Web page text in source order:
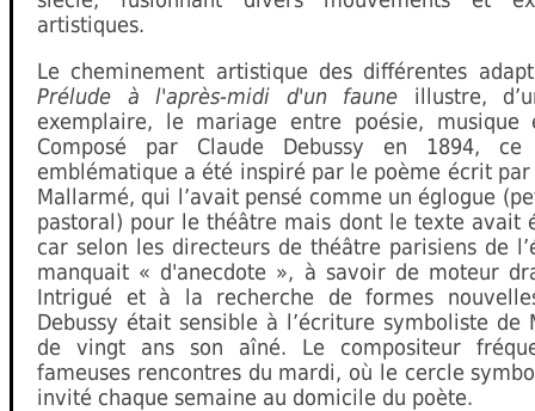
artistiques.
Le cheminement artistique des différentes
Prélude à l'après-midi d'un faune illustre,
exemplaire, le mariage entre poésie, musique
Composé par Claude Debussy en 1894, ce
emblématique a été inspiré par le poème écrit par
Mallarmé, qui l’avait pensé comme un églogue
pastoral) pour le théâtre mais dont le texte avait
car selon les directeurs de théâtre parisiens de
manquait « d'anecdote », à savoir de moteur
Intrigué et à la recherche de formes
Debussy était sensible à l’écriture symboliste de
de vingt ans son aîné. Le compositeur
fameuses rencontres du mardi, où le cercle
invité chaque semaine au domicile du poète.